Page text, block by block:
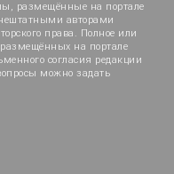
размещённые на портале
авторами
права. Полное или
на портале
согласия редакции
можно задать